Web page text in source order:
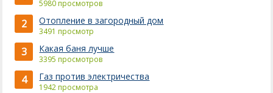
5980 просмотров
2 Отопление в загородный дом
3491 просмотр
3 Какая баня лучше
3395 просмотров
4 Газ против электричества
1942 просмотра